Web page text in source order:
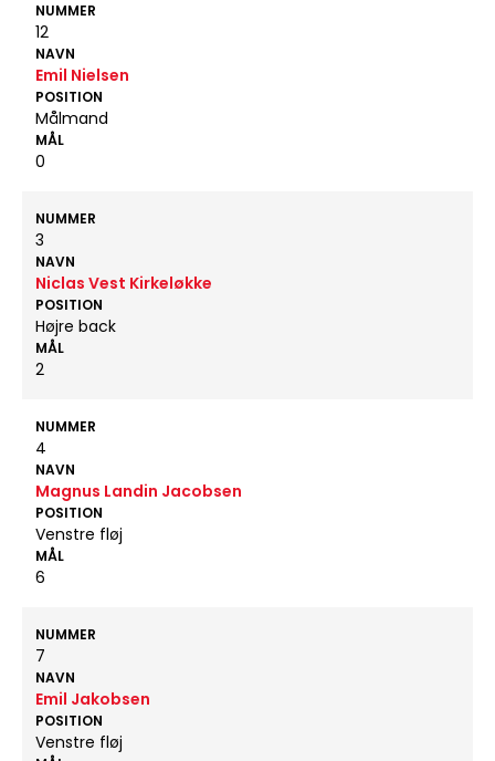
NUMMER
12
NAVN
Emil Nielsen
POSITION
Målmand
MÅL
0
NUMMER
3
NAVN
Niclas Vest Kirkeløkke
POSITION
Højre back
MÅL
2
NUMMER
4
NAVN
Magnus Landin Jacobsen
POSITION
Venstre fløj
MÅL
6
NUMMER
7
NAVN
Emil Jakobsen
POSITION
Venstre fløj